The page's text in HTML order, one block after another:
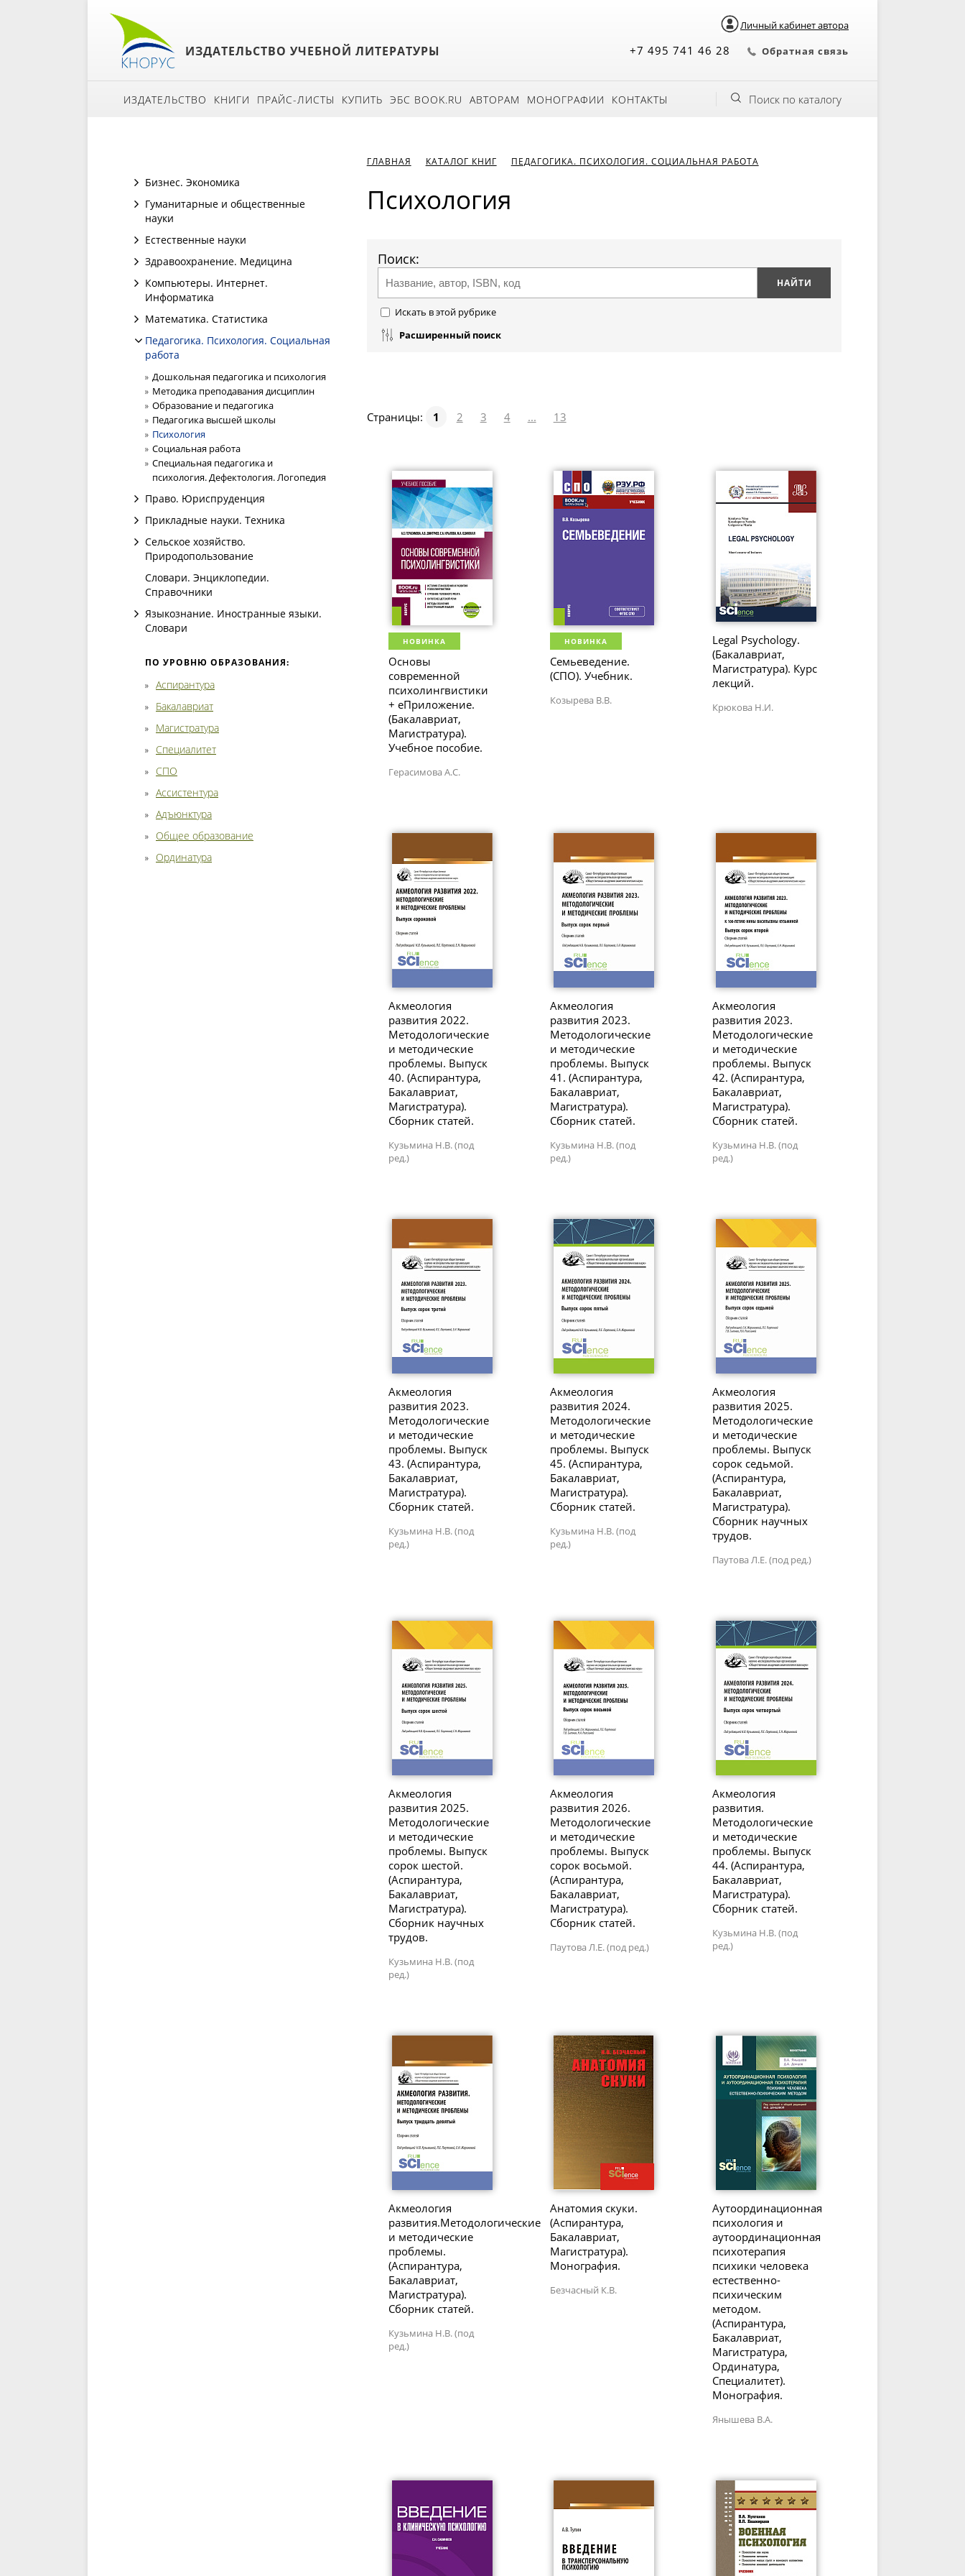
Личный кабинет автора
ИЗДАТЕЛЬСТВО УЧЕБНОЙ ЛИТЕРАТУРЫ +7 495 741 46 28 Обратная связь
ИЗДАТЕЛЬСТВО КНИГИ ПРАЙС-ЛИСТЫ КУПИТЬ ЭБС BOOK.RU АВТОРАМ МОНОГРАФИИ КОНТАКТЫ Поиск по каталогу
Бизнес. Экономика
Гуманитарные и общественные
науки
Естественные науки
Здравоохранение. Медицина
Компьютеры. Интернет.
Информатика
Математика. Статистика
Педагогика. Психология. Социальная
работа
Дошкольная педагогика и психология
Методика преподавания дисциплин
Образование и педагогика
Педагогика высшей школы
Психология
Социальная работа
Специальная педагогика и
психология. Дефектология. Логопедия
Право. Юриспруденция
Прикладные науки. Техника
Сельское хозяйство.
Природопользование
Словари. Энциклопедии.
Справочники
Языкознание. Иностранные языки.
Словари
ПО УРОВНЮ ОБРАЗОВАНИЯ:
Аспирантура
Бакалавриат
Магистратура
Специалитет
СПО
Ассистентура
Адъюнктура
Общее образование
Ординатура
ГЛАВНАЯ КАТАЛОГ КНИГ ПЕДАГОГИКА. ПСИХОЛОГИЯ. СОЦИАЛЬНАЯ РАБОТА
Психология
Поиск:
Искать в этой рубрике
Расширенный поиск
Страницы: 1 2 3 4 ... 13
НОВИНКА
Основы
современной
психолингвистики
+ еПриложение.
(Бакалавриат,
Магистратура).
Учебное пособие.
Герасимова А.С.
НОВИНКА
Семьеведение.
(СПО). Учебник.
Козырева В.В.
Legal Psychology.
(Бакалавриат,
Магистратура). Курс
лекций.
Крюкова Н.И.
Акмеология
развития 2022.
Методологические
и методические
проблемы. Выпуск
40. (Аспирантура,
Бакалавриат,
Магистратура).
Сборник статей.
Кузьмина Н.В. (под
ред.)
Акмеология
развития 2023.
Методологические
и методические
проблемы. Выпуск
41. (Аспирантура,
Бакалавриат,
Магистратура).
Сборник статей.
Кузьмина Н.В. (под
ред.)
Акмеология
развития 2023.
Методологические
и методические
проблемы. Выпуск
42. (Аспирантура,
Бакалавриат,
Магистратура).
Сборник статей.
Кузьмина Н.В. (под
ред.)
Акмеология
развития 2023.
Методологические
и методические
проблемы. Выпуск
43. (Аспирантура,
Бакалавриат,
Магистратура).
Сборник статей.
Кузьмина Н.В. (под
ред.)
Акмеология
развития 2024.
Методологические
и методические
проблемы. Выпуск
45. (Аспирантура,
Бакалавриат,
Магистратура).
Сборник статей.
Кузьмина Н.В. (под
ред.)
Акмеология
развития 2025.
Методологические
и методические
проблемы. Выпуск
сорок седьмой.
(Аспирантура,
Бакалавриат,
Магистратура).
Сборник научных
трудов.
Паутова Л.Е. (под ред.)
Акмеология
развития 2025.
Методологические
и методические
проблемы. Выпуск
сорок шестой.
(Аспирантура,
Бакалавриат,
Магистратура).
Сборник научных
трудов.
Кузьмина Н.В. (под
ред.)
Акмеология
развития 2026.
Методологические
и методические
проблемы. Выпуск
сорок восьмой.
(Аспирантура,
Бакалавриат,
Магистратура).
Сборник статей.
Паутова Л.Е. (под ред.)
Акмеология
развития.
Методологические
и методические
проблемы. Выпуск
44. (Аспирантура,
Бакалавриат,
Магистратура).
Сборник статей.
Кузьмина Н.В. (под
ред.)
Акмеология
развития.Методологические
и методические
проблемы.
(Аспирантура,
Бакалавриат,
Магистратура).
Сборник статей.
Кузьмина Н.В. (под
ред.)
Анатомия скуки.
(Аспирантура,
Бакалавриат,
Магистратура).
Монография.
Безчасный К.В.
Аутоординационная
психология и
аутоординационная
психотерапия
психики человека
естественно-
психическим
методом.
(Аспирантура,
Бакалавриат,
Магистратура,
Ординатура,
Специалитет).
Монография.
Янышева В.А.